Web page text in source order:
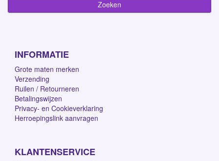
INFORMATIE
Grote maten merken
Verzending
Ruilen / Retourneren
Betalingswijzen
Privacy- en Cookieverklaring
Herroepingslink aanvragen
KLANTENSERVICE